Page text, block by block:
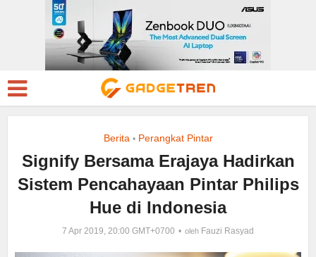
Berita • Perangkat Pintar
Signify Bersama Erajaya Hadirkan
Sistem Pencahayaan Pintar Philips
Hue di Indonesia
7 Apr 2019, 20:00 GMT+0700 oleh Fauzi Rasyad